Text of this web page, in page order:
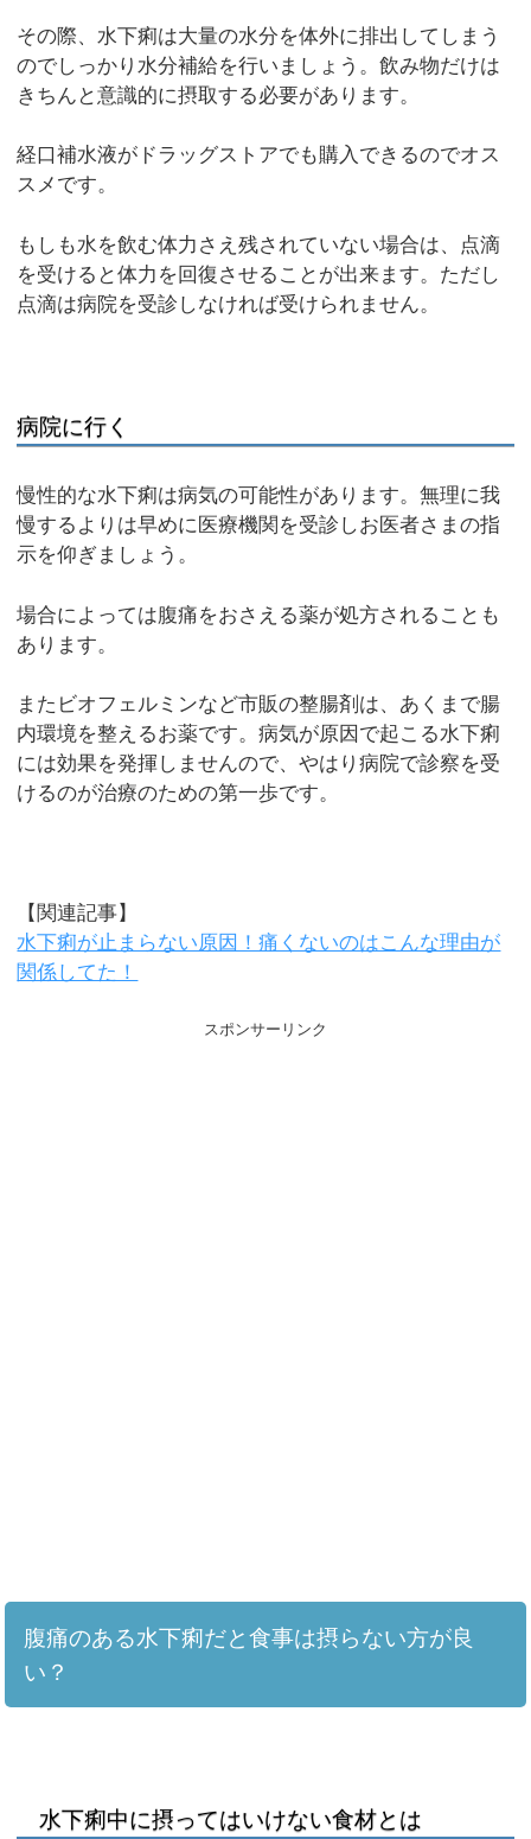
その際、水下痢は大量の水分を体外に排出してしまう
のでしっかり水分補給を行いましょう。飲み物だけは
きちんと意識的に摂取する必要があります。
経口補水液がドラッグストアでも購入できるのでオス
スメです。
もしも水を飲む体力さえ残されていない場合は、点滴
を受けると体力を回復させることが出来ます。ただし
点滴は病院を受診しなければ受けられません。
病院に行く
慢性的な水下痢は病気の可能性があります。無理に我
慢するよりは早めに医療機関を受診しお医者さまの指
示を仰ぎましょう。
場合によっては腹痛をおさえる薬が処方されることも
あります。
またビオフェルミンなど市販の整腸剤は、あくまで腸
内環境を整えるお薬です。病気が原因で起こる水下痢
には効果を発揮しませんので、やはり病院で診察を受
けるのが治療のための第一歩です。
【関連記事】
水下痢が止まらない原因！痛くないのはこんな理由が
関係してた！
スポンサーリンク
腹痛のある水下痢だと食事は摂らない方が良
い？
水下痢中に摂ってはいけない食材とは